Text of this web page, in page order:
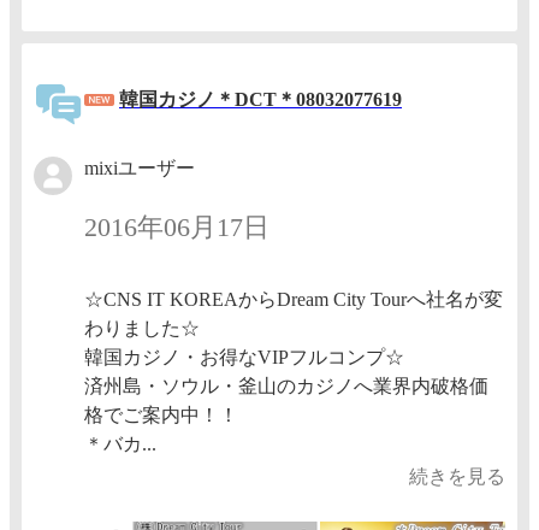
韓国カジノ＊DCT＊08032077619
mixiユーザー
2016年06月17日
☆CNS IT KOREAからDream City Tourへ社名が変
わりました☆
韓国カジノ・お得なVIPフルコンプ☆
済州島・ソウル・釜山のカジノへ業界内破格価
格でご案内中！！
＊バカ...
続きを見る